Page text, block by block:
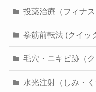
投薬治療（フィナ
拳筋前転法 (クイッ
毛穴・ニキビ跡（ク
水光注射（しみ・く